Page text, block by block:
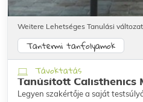
Weitere Lehetséges Tanulási
Távoktatás
Tantermi tanfolyamok
Tanúsított Calisthenics
Legyen szakértője a saját